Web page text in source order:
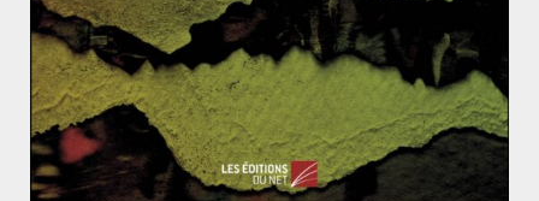
Avec les guerres balkaniques, la Serbie, la Bulgarie et la
Grèce se partagent la Macédoine, mais une identité
régionale persiste et se développe, en particulier chez
les Slaves. Dès la fin des années 40, la Grèce connait
une insurrection communiste, qui recrute
particulièrement en Macédoine grecque. La région